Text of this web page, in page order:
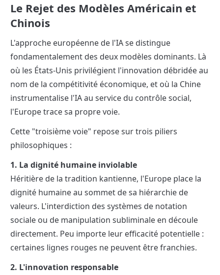
Le Rejet des Modèles Américain et
Chinois
L'approche européenne de l'IA se distingue
fondamentalement des deux modèles dominants. Là
où les États-Unis privilégient l'innovation débridée au
nom de la compétitivité économique, et où la Chine
instrumentalise l'IA au service du contrôle social,
l'Europe trace sa propre voie.
Cette "troisième voie" repose sur trois piliers
philosophiques :
1. La dignité humaine inviolable
Héritière de la tradition kantienne, l'Europe place la
dignité humaine au sommet de sa hiérarchie de
valeurs. L'interdiction des systèmes de notation
sociale ou de manipulation subliminale en découle
directement. Peu importe leur efficacité potentielle :
certaines lignes rouges ne peuvent être franchies.
2. L'innovation responsable